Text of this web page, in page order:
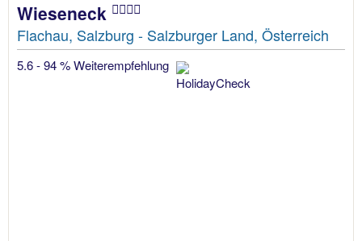
Wieseneck
Flachau, Salzburg - Salzburger Land, Österreich
5.6 - 94 % Weiterempfehlung